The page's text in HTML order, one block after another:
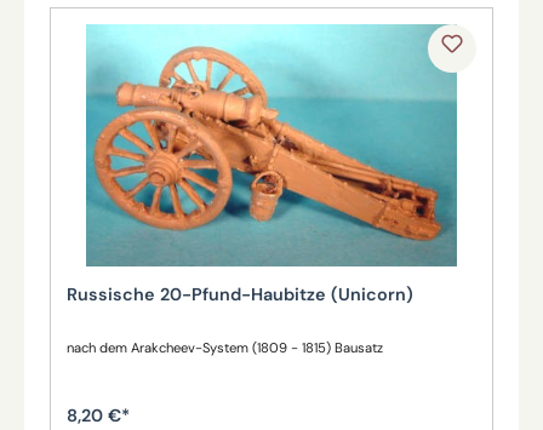
Russische 20-Pfund-Haubitze (Unicorn)
nach dem Arakcheev-System (1809 - 1815) Bausatz
8,20 €*